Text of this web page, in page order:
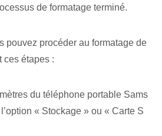
de formatage terminé.
pouvez procéder au formatage de
ces étapes :
du téléphone portable Sams
« Stockage » ou « Carte S